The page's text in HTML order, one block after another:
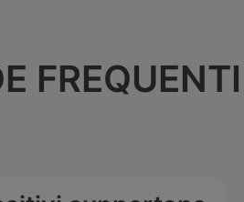
FREQUENTI